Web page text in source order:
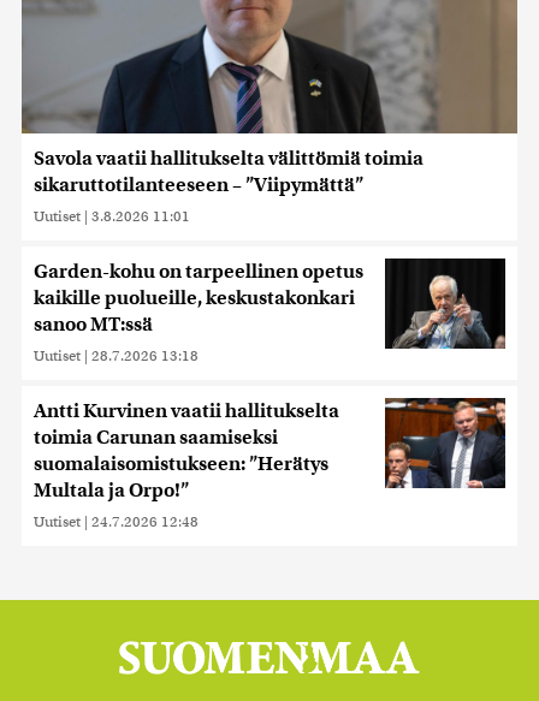
Savola vaatii hallitukselta välittömiä toimia
sikaruttotilanteeseen – ”Viipymättä”
Uutiset | 3.8.2026 11:01
Garden-kohu on tarpeellinen opetus
kaikille puolueille, keskustakonkari
sanoo MT:ssä
Uutiset | 28.7.2026 13:18
Antti Kurvinen vaatii hallitukselta
toimia Carunan saamiseksi
suomalaisomistukseen: ”Herätys
Multala ja Orpo!”
Uutiset | 24.7.2026 12:48